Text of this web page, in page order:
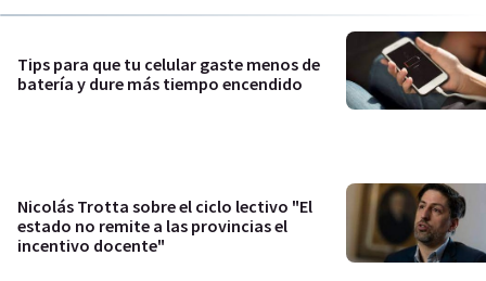
Tips para que tu celular gaste menos de
batería y dure más tiempo encendido
Nicolás Trotta sobre el ciclo lectivo "El
estado no remite a las provincias el
incentivo docente"